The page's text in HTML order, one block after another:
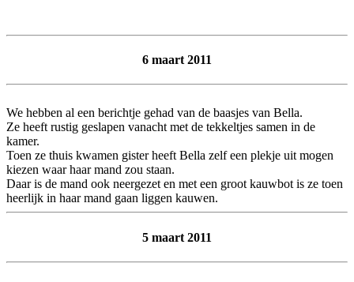
6 maart 2011
We hebben al een berichtje gehad van de baasjes van Bella.
Ze heeft rustig geslapen vanacht met de tekkeltjes samen in de
kamer.
Toen ze thuis kwamen gister heeft Bella zelf een plekje uit mogen
kiezen waar haar mand zou staan.
Daar is de mand ook neergezet en met een groot kauwbot is ze toen
heerlijk in haar mand gaan liggen kauwen.
5 maart 2011